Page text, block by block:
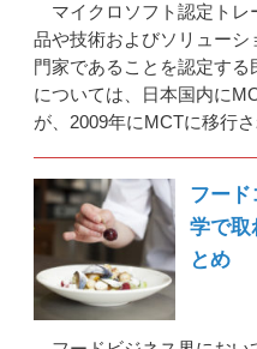
マイクロソフト認定ト
品や技術およびソリュー
門家であることを認定す
については、日本国内に
が、2009年にMCTに移行さ
フード
学で取
とめ